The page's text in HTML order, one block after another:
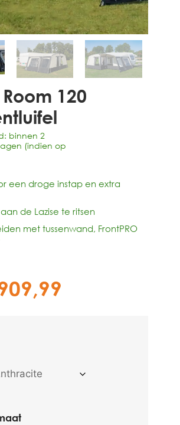
120
binnen 2
(indien op
een droge instap en extra
de Lazise te ritsen
met tussenwand, FrontPRO